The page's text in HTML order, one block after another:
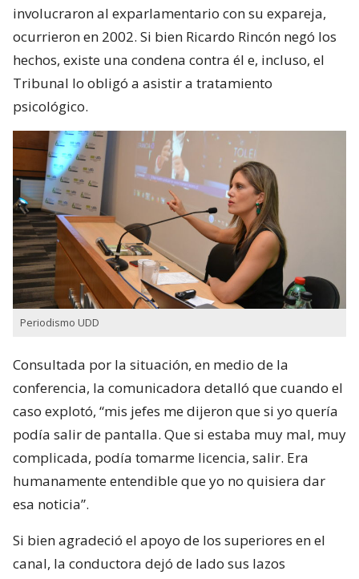
involucraron al exparlamentario con su expareja,
ocurrieron en 2002. Si bien Ricardo Rincón negó los
hechos, existe una condena contra él e, incluso, el
Tribunal lo obligó a asistir a tratamiento
psicológico.
Periodismo UDD
Consultada por la situación, en medio de la
conferencia, la comunicadora detalló que cuando el
caso explotó, “mis jefes me dijeron que si yo quería
podía salir de pantalla. Que si estaba muy mal, muy
complicada, podía tomarme licencia, salir. Era
humanamente entendible que yo no quisiera dar
esa noticia”.
Si bien agradeció el apoyo de los superiores en el
canal, la conductora dejó de lado sus lazos